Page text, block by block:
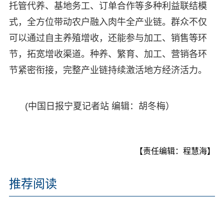
托管代养、基地务工、订单合作等多种利益联结模
式，全方位带动农户融入肉牛全产业链。群众不仅
可以通过自主养殖增收，还能参与加工、销售等环
节，拓宽增收渠道。种养、繁育、加工、营销各环
节紧密衔接，完整产业链持续激活地方经济活力。
(中国日报宁夏记者站 编辑：胡冬梅）
【责任编辑：程慧海】
推荐阅读